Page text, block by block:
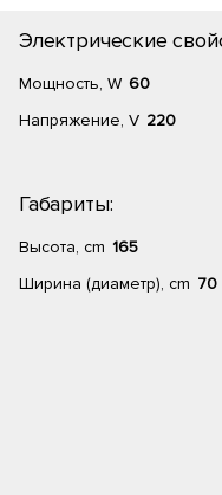
Электрические
Мощность, W 60
Напряжение, V 220
Габариты:
Высота, cm 165
Ширина (диаметр), cm 70